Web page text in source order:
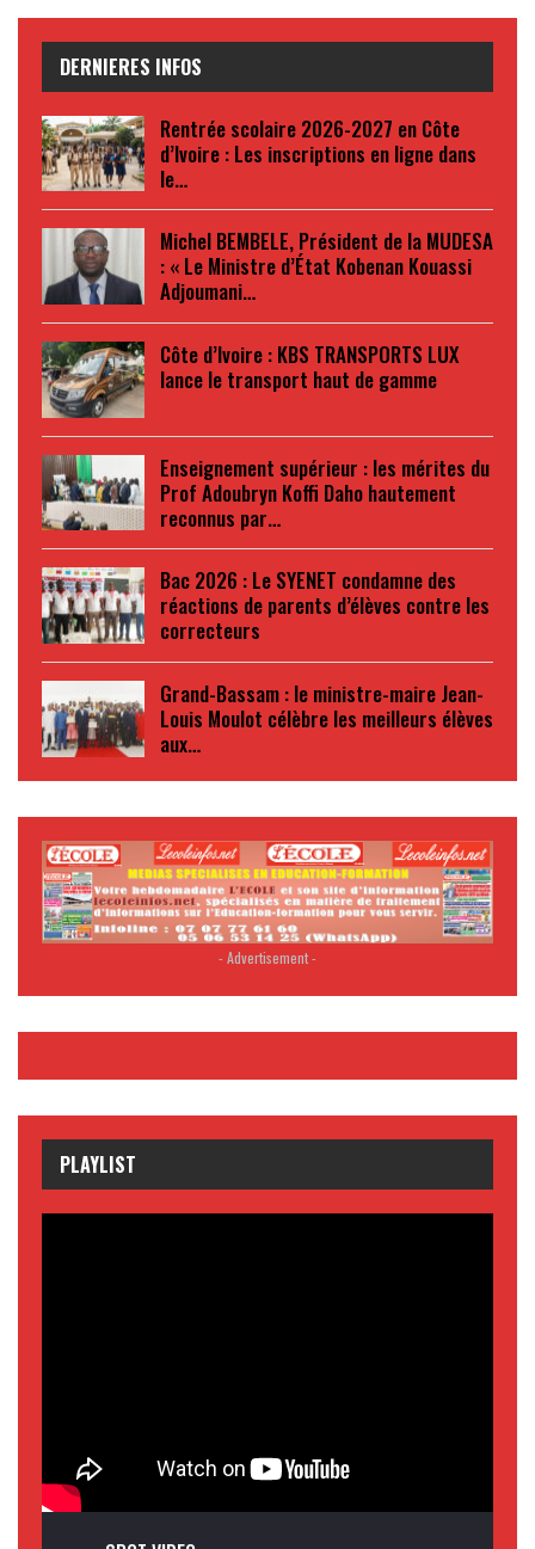
DERNIERES INFOS
Rentrée scolaire 2026-2027 en Côte
d’Ivoire : Les inscriptions en ligne dans
le…
Michel BEMBELE, Président de la MUDESA
: « Le Ministre d’État Kobenan Kouassi
Adjoumani…
Côte d’Ivoire : KBS TRANSPORTS LUX
lance le transport haut de gamme
Enseignement supérieur : les mérites du
Prof Adoubryn Koffi Daho hautement
reconnus par…
Bac 2026 : Le SYENET condamne des
réactions de parents d’élèves contre les
correcteurs
Grand-Bassam : le ministre-maire Jean-
Louis Moulot célèbre les meilleurs élèves
aux…
- Advertisement -
PLAYLIST